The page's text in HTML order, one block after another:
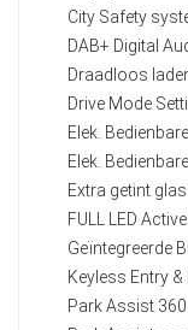
City Safety
DAB+ Digital
Draadloos
Drive Mode
Elek.
Elek.
Extra getint
FULL LED
Geïntegreerde
Keyless Entry
Park Assist